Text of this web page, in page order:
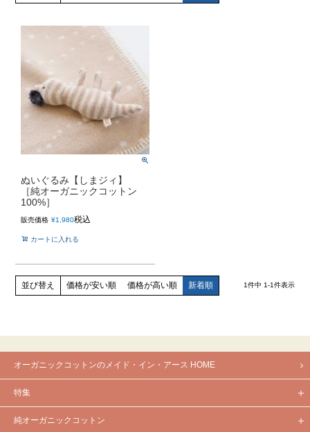
ぬいぐるみ【しまジィ】
［純オーガニックコットン
100%］
販売価格 ¥1,980税込
カートに入れる
並び替え 価格が安い順 価格が高い順 新着順 1件中 1-1件表示
オーガニックコットンのメイド・イン・アース HOME
特集
純オーガニックコットン